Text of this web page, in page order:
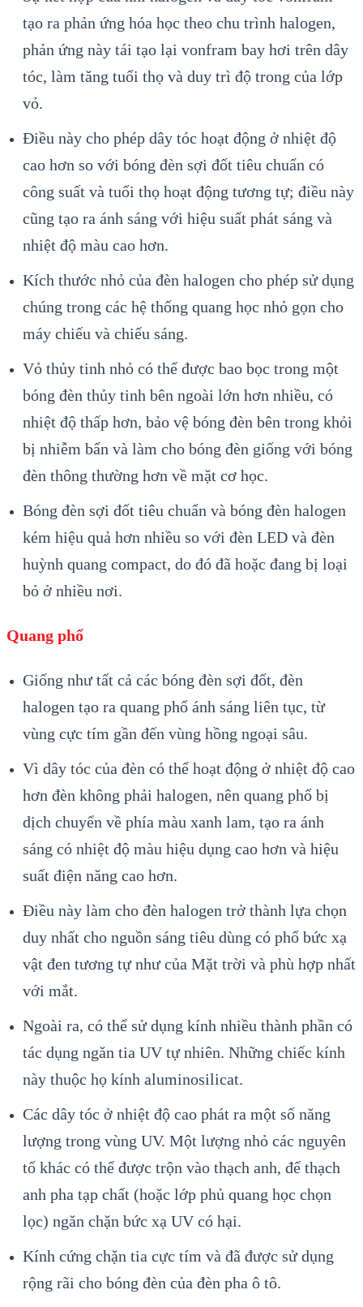
tạo ra phản ứng hóa học theo chu trình halogen,
phản ứng này tái tạo lại vonfram bay hơi trên dây
tóc, làm tăng tuổi thọ và duy trì độ trong của lớp
vỏ.
Điều này cho phép dây tóc hoạt động ở nhiệt độ
cao hơn so với bóng đèn sợi đốt tiêu chuẩn có
công suất và tuổi thọ hoạt động tương tự; điều này
cũng tạo ra ánh sáng với hiệu suất phát sáng và
nhiệt độ màu cao hơn.
Kích thước nhỏ của đèn halogen cho phép sử dụng
chúng trong các hệ thống quang học nhỏ gọn cho
máy chiếu và chiếu sáng.
Vỏ thủy tinh nhỏ có thể được bao bọc trong một
bóng đèn thủy tinh bên ngoài lớn hơn nhiều, có
nhiệt độ thấp hơn, bảo vệ bóng đèn bên trong khỏi
bị nhiễm bẩn và làm cho bóng đèn giống với bóng
đèn thông thường hơn về mặt cơ học.
Bóng đèn sợi đốt tiêu chuẩn và bóng đèn halogen
kém hiệu quả hơn nhiều so với đèn LED và đèn
huỳnh quang compact, do đó đã hoặc đang bị loại
bỏ ở nhiều nơi.
Quang phổ
Giống như tất cả các bóng đèn sợi đốt, đèn
halogen tạo ra quang phổ ánh sáng liên tục, từ
vùng cực tím gần đến vùng hồng ngoại sâu.
Vì dây tóc của đèn có thể hoạt động ở nhiệt độ cao
hơn đèn không phải halogen, nên quang phổ bị
dịch chuyển về phía màu xanh lam, tạo ra ánh
sáng có nhiệt độ màu hiệu dụng cao hơn và hiệu
suất điện năng cao hơn.
Điều này làm cho đèn halogen trở thành lựa chọn
duy nhất cho nguồn sáng tiêu dùng có phổ bức xạ
vật đen tương tự như của Mặt trời và phù hợp nhất
với mắt.
Ngoài ra, có thể sử dụng kính nhiều thành phần có
tác dụng ngăn tia UV tự nhiên. Những chiếc kính
này thuộc họ kính aluminosilicat.
Các dây tóc ở nhiệt độ cao phát ra một số năng
lượng trong vùng UV. Một lượng nhỏ các nguyên
tố khác có thể được trộn vào thạch anh, để thạch
anh pha tạp chất (hoặc lớp phủ quang học chọn
lọc) ngăn chặn bức xạ UV có hại.
Kính cứng chặn tia cực tím và đã được sử dụng
rộng rãi cho bóng đèn của đèn pha ô tô.